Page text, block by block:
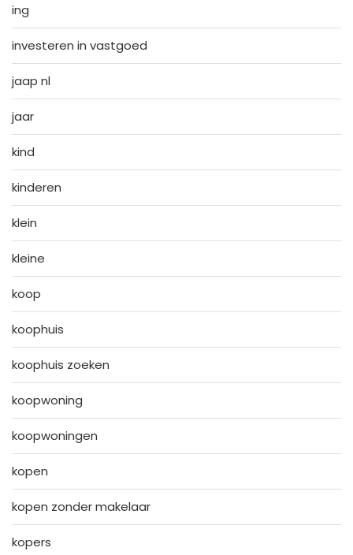
ing
investeren in vastgoed
jaap nl
jaar
kind
kinderen
klein
kleine
koop
koophuis
koophuis zoeken
koopwoning
koopwoningen
kopen
kopen zonder makelaar
kopers